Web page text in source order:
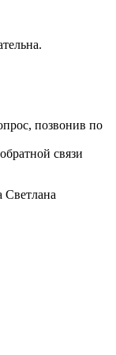
позвонив по
связи
Светлана